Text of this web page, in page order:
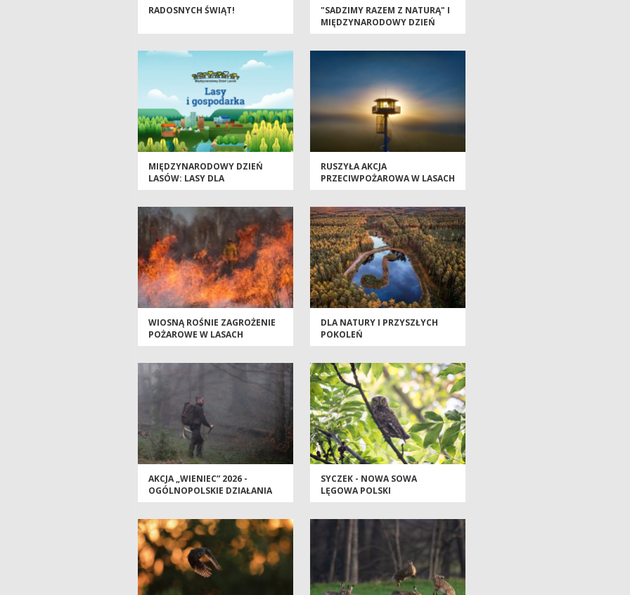
RADOSNYCH ŚWIĄT!
"SADZIMY RAZEM Z NATURĄ" I
MIĘDZYNARODOWY DZIEŃ
LASÓW - INWESTYCJA W
MIĘDZYNARODOWY DZIEŃ
LASÓW: LASY DLA
GOSPODARKI I
RUSZYŁA AKCJA
PRZECIWPOŻAROWA W LASACH
PAŃSTWOWYCH
WIOSNĄ ROŚNIE ZAGROŻENIE
POŻAROWE W LASACH
DLA NATURY I PRZYSZŁYCH
POKOLEŃ
AKCJA „WIENIEC” 2026 -
OGÓLNOPOLSKIE DZIAŁANIA
STRAŻY LEŚNEJ
SYCZEK - NOWA SOWA
LĘGOWA POLSKI